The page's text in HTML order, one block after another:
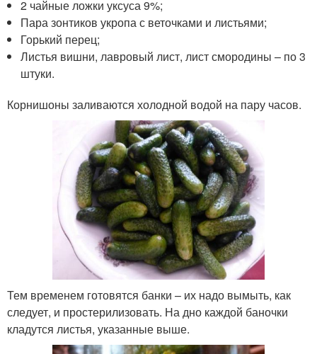
2 чайные ложки уксуса 9%;
Пара зонтиков укропа с веточками и листьями;
Горький перец;
Листья вишни, лавровый лист, лист смородины – по 3
штуки.
Корнишоны заливаются холодной водой на пару часов.
Тем временем готовятся банки – их надо вымыть, как
следует, и простерилизовать. На дно каждой баночки
кладутся листья, указанные выше.